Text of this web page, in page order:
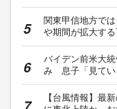
関東甲信地方で
や期間が拡大す
バイデン前米大
み 息子「見て
【台風情報】最